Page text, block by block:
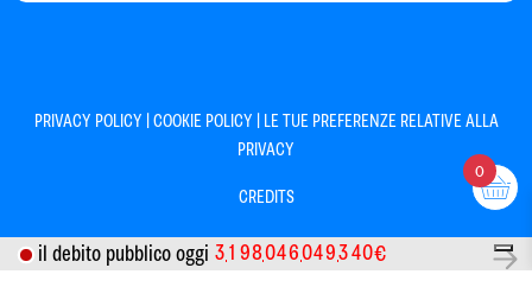
PRIVACY POLICY |COOKIE POLICY | LE TUE PREFERENZE RELATIVE ALLA
PRIVACY
CREDITS
il debito pubblico oggi 31 98046049340€
0